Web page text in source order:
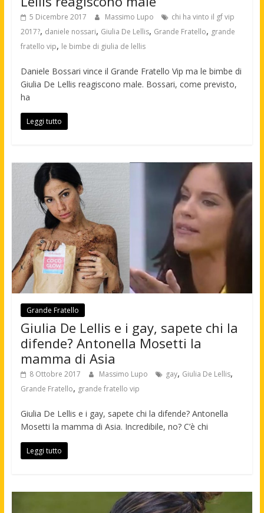
5 Dicembre 2017 Massimo Lupo
chi ha vinto il gf vip
2017?, daniele nossari, Giulia De Lellis, Grande Fratello, grande
fratello vip, le bimbe di giulia de lellis
Daniele Bossari vince il Grande Fratello Vip ma le bimbe di
Giulia De Lellis reagiscono male. Bossari, come previsto,
ha
Leggi tutto
Grande Fratello
Giulia De Lellis e i gay, sapete chi la
difende? Antonella Mosetti la
mamma di Asia
8 Ottobre 2017 Massimo Lupo gay, Giulia De Lellis,
Grande Fratello, grande fratello vip
Giulia De Lellis e i gay, sapete chi la difende? Antonella
Mosetti la mamma di Asia. Incredibile, no? C’è chi
Leggi tutto